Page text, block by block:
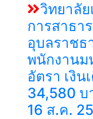
วิทยาลั
การสาธา
อุบลราชธ
พนักงานม
อัตรา เงิ
34,580
16 ส.ค.